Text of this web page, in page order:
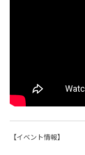
【イベント情報】